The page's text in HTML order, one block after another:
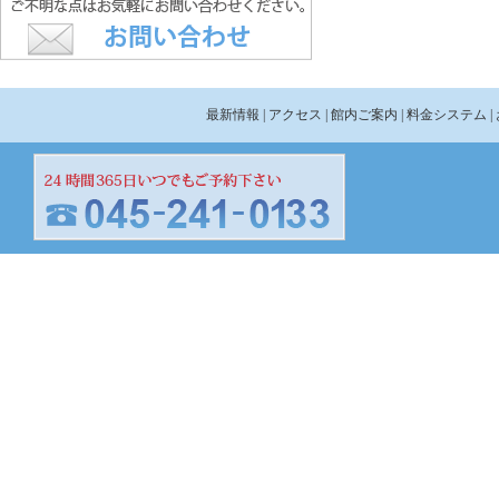
最新情報 | アクセス | 館内ご案内 | 料金システム